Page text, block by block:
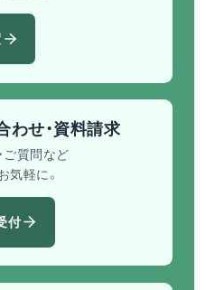
わせ・資料請求
ご質問など
気軽に。
付